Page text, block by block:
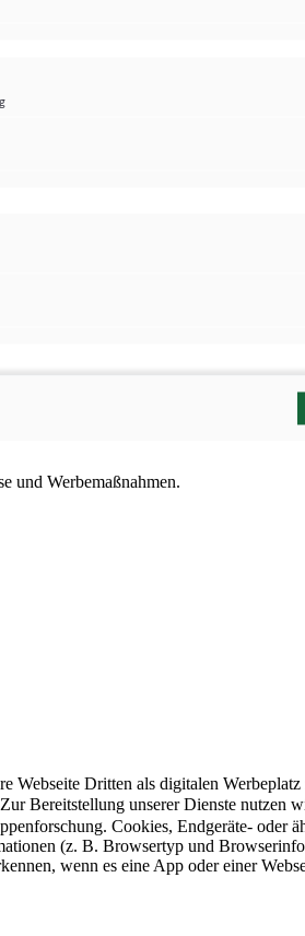
und Werbemaßnahmen.
Dritten als digitalen
Zur Bereitstellung unserer Dienste nutzen
Cookies, Endgeräte- oder
(z. B. Browsertyp und
wenn es eine App oder einer